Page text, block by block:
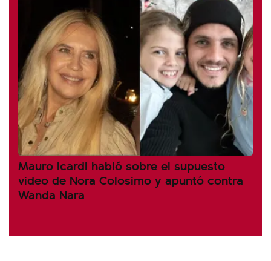
Mauro Icardi habló sobre el supuesto
video de Nora Colosimo y apuntó contra
Wanda Nara